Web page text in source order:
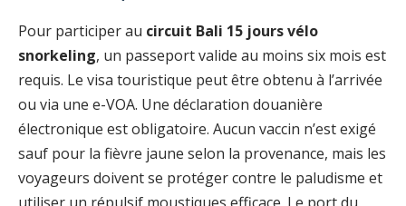
Pour participer au circuit Bali 15 jours vélo
snorkeling, un passeport valide au moins six mois est
requis. Le visa touristique peut être obtenu à l’arrivée
ou via une e-VOA. Une déclaration douanière
électronique est obligatoire. Aucun vaccin n’est exigé
sauf pour la fièvre jaune selon la provenance, mais les
voyageurs doivent se protéger contre le paludisme et